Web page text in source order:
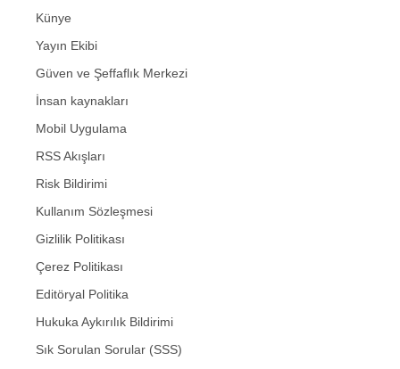
Künye
Yayın Ekibi
Güven ve Şeffaflık Merkezi
İnsan kaynakları
Mobil Uygulama
RSS Akışları
Risk Bildirimi
Kullanım Sözleşmesi
Gizlilik Politikası
Çerez Politikası
Editöryal Politika
Hukuka Aykırılık Bildirimi
Sık Sorulan Sorular (SSS)